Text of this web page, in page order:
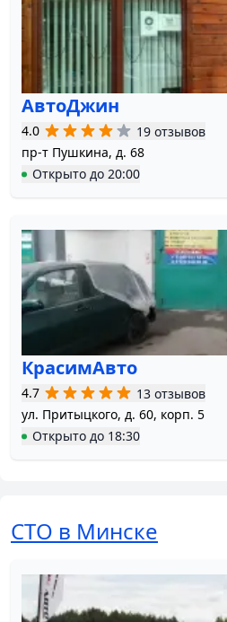
АвтоДжин
4.0
19 отзывов
пр-т Пушкина, д. 68
Открыто до 20:00
КрасимАвто
4.7
13 отзывов
ул. Притыцкого, д. 60, корп. 5
Открыто до 18:30
СТО в Минске